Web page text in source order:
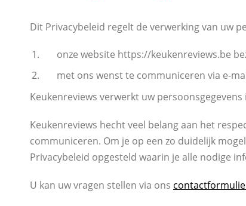
Dit Privacybeleid regelt de verwerking van uw
onze website https://keukenreviews.be
met ons wenst te communiceren via e-
Keukenreviews verwerkt uw
Keukenreviews hecht veel belang aan het
communiceren. Om je op een zo duidelijk
Privacybeleid opgesteld waarin je alle nodige
U kan uw vragen stellen via ons